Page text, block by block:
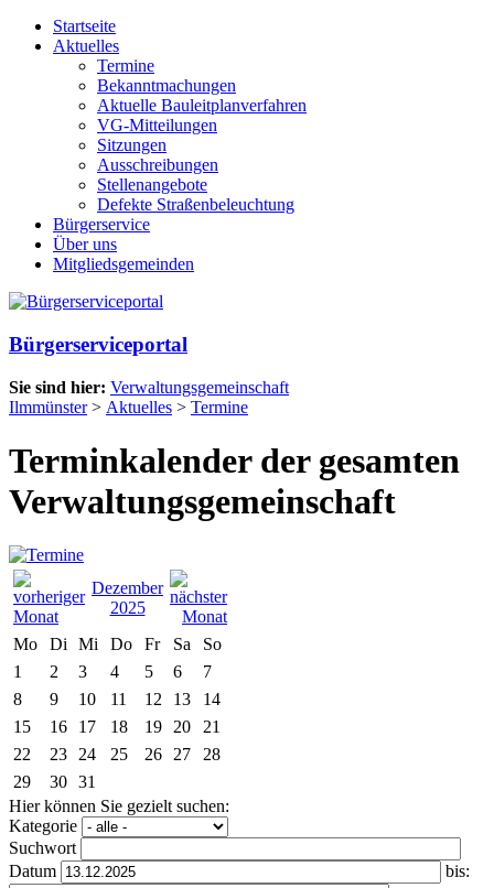
Startseite
Aktuelles
Termine
Bekanntmachungen
Aktuelle Bauleitplanverfahren
VG-Mitteilungen
Sitzungen
Ausschreibungen
Stellenangebote
Defekte Straßenbeleuchtung
Bürgerservice
Über uns
Mitgliedsgemeinden
Bürgerserviceportal
Sie sind hier: Verwaltungsgemeinschaft
Ilmmünster> Aktuelles > Termine
Terminkalender der gesamten
Verwaltungsgemeinschaft
Dezember
2025
Mo
Di Mi Do Fr Sa
So
1
2 3 4 5 6
7
8
9 10 11 12 13
14
15
16 17 18 19 20
21
22
23 24 25 26 27
28
29
30 31
Hier können Sie gezielt suchen:
Kategorie
Suchwort
Datum
bis: